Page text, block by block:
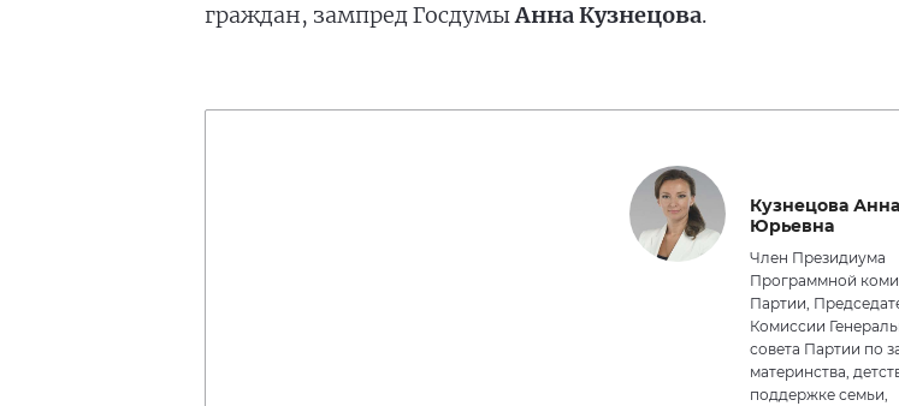
граждан, зампред ГосдумыАнна Кузнецова.
Кузнецова Анна
Юрьевна
Член Президиума
Программной
Партии,
Комиссии
совета Партии по
материнства,
поддержке семьи,